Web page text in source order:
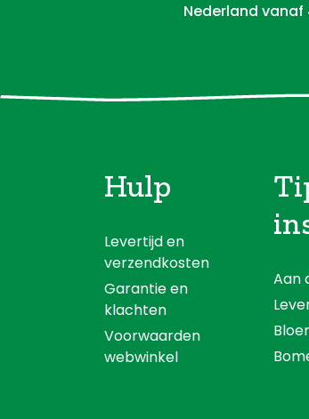
Nederland vanaf
Hulp
Levertijd en
verzendkosten
Garantie en
klachten
Voorwaarden
webwinkel
Aan